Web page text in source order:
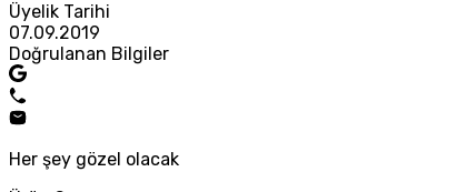
Üyelik Tarihi
07.09.2019
Doğrulanan Bilgiler
Her şey gözel olacak